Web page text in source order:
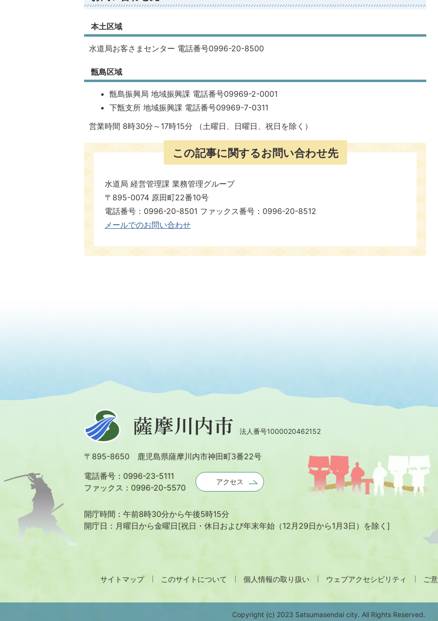
本土区域
水道局お客さまセンター 電話番号0996-20-8500
甑島区域
甑島振興局 地域振興課 電話番号09969-2-0001
下甑支所 地域振興課 電話番号09969-7-0311
営業時間 8時30分～17時15分 （土曜日、日曜日、祝日を除く）
この記事に関するお問い合わせ先
水道局 経営管理課 業務管理グループ
〒895-0074 原田町22番10号
電話番号：0996-20-8501 ファックス番号：0996-20-8512​​​​​​​
​​​​​​​メールでのお問い合わせ
薩
摩
川
内
市
法人番号1000020462152
〒895-8650 鹿児島県薩摩川内市神田町3番22号
電話番号：0996-23-5111
ファックス：0996-20-5570
アクセス
開庁時間：午前8時30分から午後5時15分
開庁日：月曜日から金曜日[祝日・休日および年末年始 （12月29日から1月3日）を除く]
サイトマップ このサイトについて 個人情報の取り扱い ウェブアクセシビリティ ご
Copyright (c) 2023 Satsumasendai city. All Rights Reserved.